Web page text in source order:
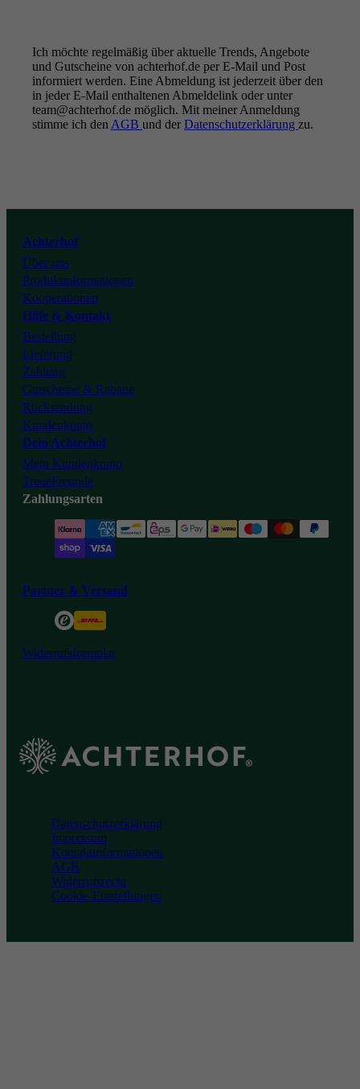
Ich möchte regelmäßig über aktuelle Trends, Angebote
und Gutscheine von achterhof.de per E-Mail und Post
informiert werden. Eine Abmeldung ist jederzeit über den
in jeder E-Mail enthaltenen Abmeldelink oder unter
team@achterhof.de möglich. Mit meiner Anmeldung
stimme ich den AGB und der Datenschutzerklärung zu.
Instagram
Achterhof
Über uns
Produktinformationen
Kooperationen
Hilfe & Kontakt
Bestellung
Lieferung
Zahlung
Gutscheine & Rabatte
Rücksendung
Kundenkonto
Dein Achterhof
Mein Kundenkonto
TreueFreunde
Zahlungsarten
Partner & Versand
Widerrufsformular
Achterhof
Datenschutzerklärung
Impressum
Kontaktinformationen
AGB
Widerrufsrecht
Cookie-Einstellungen